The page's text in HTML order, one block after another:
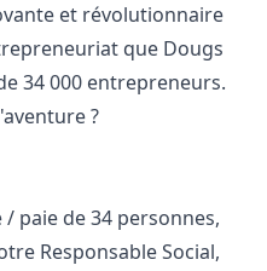
et révolutionnaire
que Dougs
34 000 entrepreneurs.
?
/ paie de 34 personnes,
Responsable Social,